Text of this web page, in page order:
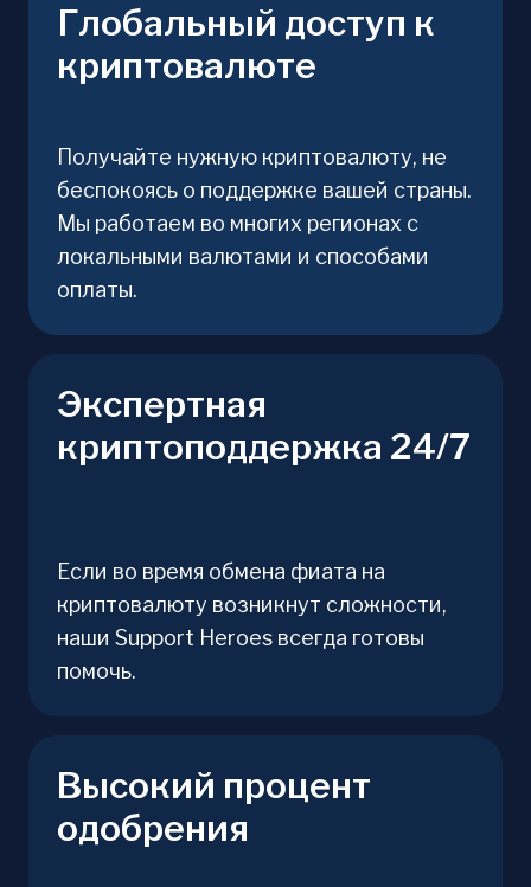
Глобальный доступ к
криптовалюте
Получайте нужную криптовалюту, не
беспокоясь о поддержке вашей страны.
Мы работаем во многих регионах с
локальными валютами и способами
оплаты.
Экспертная
криптоподдержка 24/7
Если во время обмена фиата на
криптовалюту возникнут сложности,
наши Support Heroes всегда готовы
помочь.
Высокий процент
одобрения